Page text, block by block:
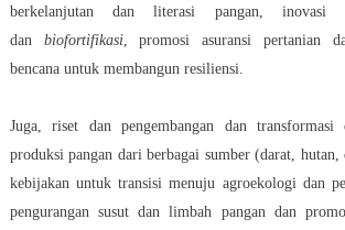
berkelanjutan dan literasi pangan, inovasi
dan biofortifikasi, promosi asuransi pertanian
bencana untuk membangun resiliensi.
Juga, riset dan pengembangan dan
produksi pangan dari berbagai sumber (darat, hutan,
kebijakan untuk transisi menuju agroekologi dan
pengurangan susut dan limbah pangan dan